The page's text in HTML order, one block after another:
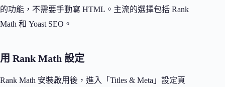
的功能，不需要手動寫 HTML。主流的選擇包括 Rank
Math 和 Yoast SEO。
用 Rank Math 設定
Rank Math 安裝啟用後，進入「Titles & Meta」設定頁